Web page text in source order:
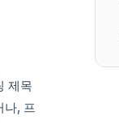
제목
나, 프